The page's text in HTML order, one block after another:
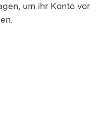
um ihr Konto vor